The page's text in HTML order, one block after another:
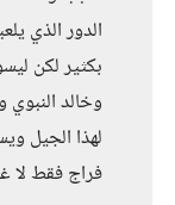
الدور الذي
بكثير لكن
وخالد النبوي
لهذا الجيل
فراج فقط لا